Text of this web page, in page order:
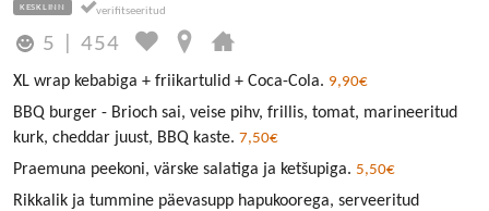
KESKLINN
5 |454
XL wrap kebabiga + friikartulid + Coca-Cola. 9,90€
BBQ burger - Brioch sai, veise pihv, frillis, tomat, marineeritud
kurk, cheddar juust, BBQ kaste. 7,50€
Praemuna peekoni, värske salatiga ja ketšupiga. 5,50€
Rikkalik ja tummine päevasupp hapukoorega, serveeritud